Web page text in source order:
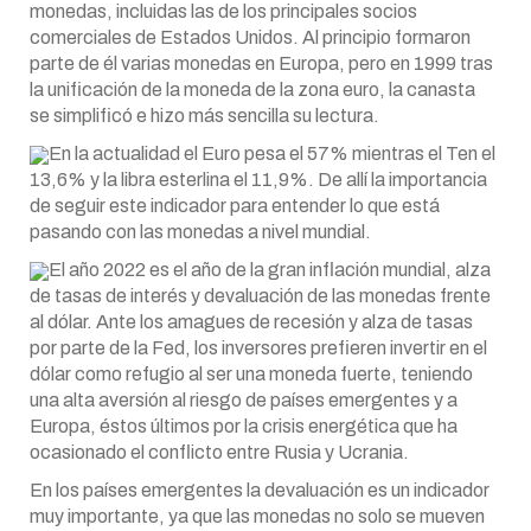
monedas, incluidas las de los principales socios
comerciales de Estados Unidos. Al principio formaron
parte de él varias monedas en Europa, pero en 1999 tras
la unificación de la moneda de la zona euro, la canasta
se simplificó e hizo más sencilla su lectura.
En la actualidad el Euro pesa el 57% mientras el Ten el
13,6% y la libra esterlina el 11,9%. De allí la importancia
de seguir este indicador para entender lo que está
pasando con las monedas a nivel mundial.
El año 2022 es el año de la gran inflación mundial, alza
de tasas de interés y devaluación de las monedas frente
al dólar. Ante los amagues de recesión y alza de tasas
por parte de la Fed, los inversores prefieren invertir en el
dólar como refugio al ser una moneda fuerte, teniendo
una alta aversión al riesgo de países emergentes y a
Europa, éstos últimos por la crisis energética que ha
ocasionado el conflicto entre Rusia y Ucrania.
En los países emergentes la devaluación es un indicador
muy importante, ya que las monedas no solo se mueven